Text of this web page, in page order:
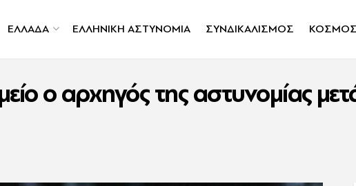
ΕΛΛΑΔΑ ΕΛΛΗΝΙΚΗ ΑΣΤΥΝΟΜΙΑ ΣΥΝΔΙΚΑΛΙΣΜΟΣ ΚΟΣΜΟΣ
ο αρχηγός της αστυνομίας